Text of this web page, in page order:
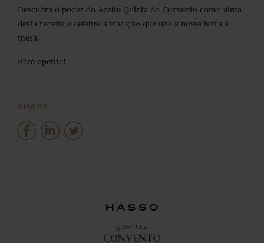
Descubra o poder do Azeite Quinta do Convento como alma
desta receita e celebre a tradição que une a nossa terra à
mesa.
Bom apetite!
SHARE